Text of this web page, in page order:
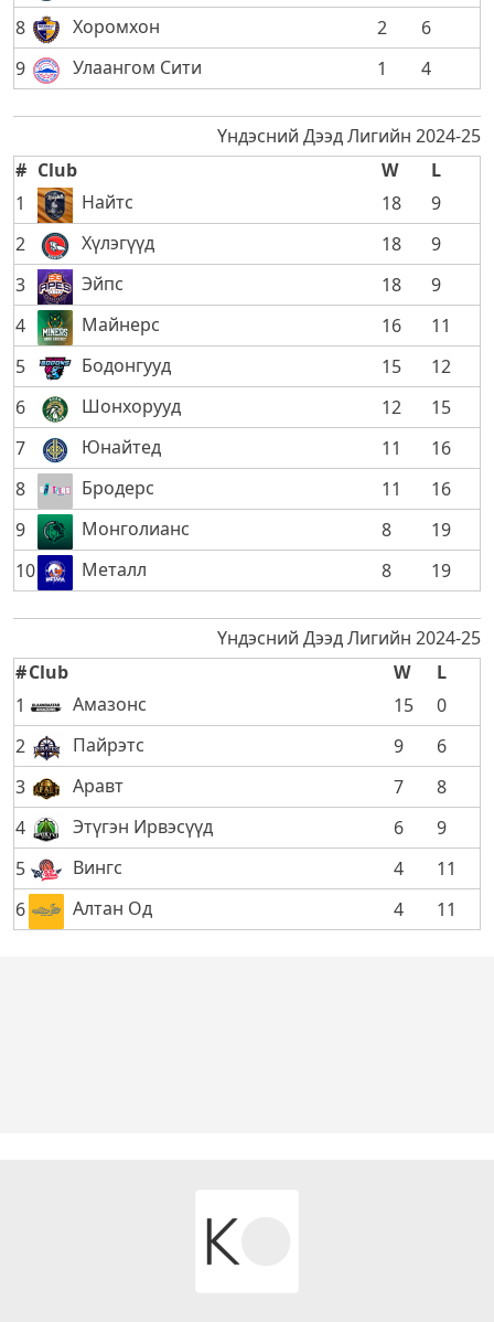
8
Хоромхон 2
6
9
Улаангом Сити 1 4
Үндэсний Дээд Лигийн 2024-25
# Club W
L
1
Найтс 18
9
2
Хүлэгүүд 18
9
3
Эйпс 18
9
4
Майнерс 16
11
5
Бодонгууд 15
12
6
Шонхорууд 12
15
7
Юнайтед 11
16
8
Бродерс 11
16
9
Монголианс 8
19
10
Металл 8 19
Үндэсний Дээд Лигийн 2024-25
#Club W
L
1
Амазонс 15
0
2
Пайрэтс 9
6
3
Аравт 7
8
4
Этүгэн Ирвэсүүд 6
9
5
Вингс 4
11
6
Алтан Од 4 11